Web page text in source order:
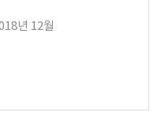
년 12월